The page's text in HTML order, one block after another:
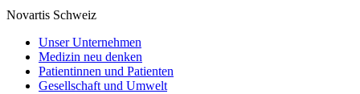
Novartis Schweiz
Unser Unternehmen
Medizin neu denken
Patientinnen und Patienten
Gesellschaft und Umwelt